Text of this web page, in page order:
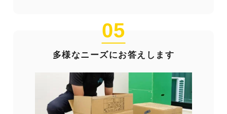
05
多様なニーズにお答えします